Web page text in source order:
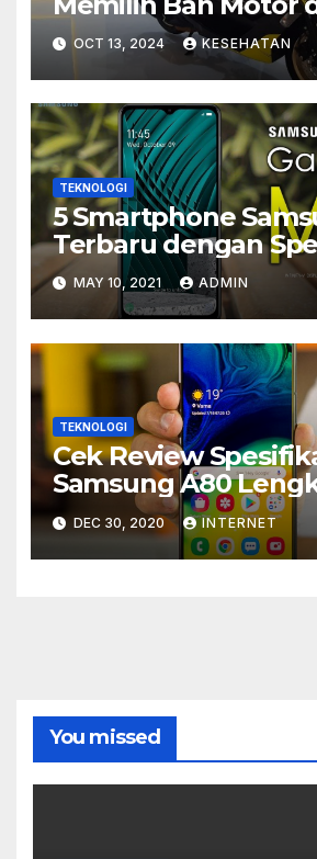
DUNLOP
OCT 13, 2024 KESEHATAN
TEKNOLOGI
5 Smartphone
Terbaru dengan
MAY 10, 2021 ADMIN
TEKNOLOGI
Cek Review
Samsung A80
Di Bawah Ini!
DEC 30, 2020 INTERNET
You missed